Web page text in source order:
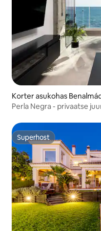
Korter asukohas
Perla Negra - privaatse
Superhost
Superhost